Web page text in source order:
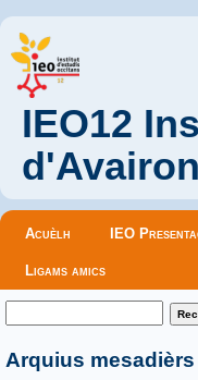
IEO12
d'Avairon
Menu principal
Acuèlh IEO
Ligams amics
Formulaire de
Arquius mesadièrs